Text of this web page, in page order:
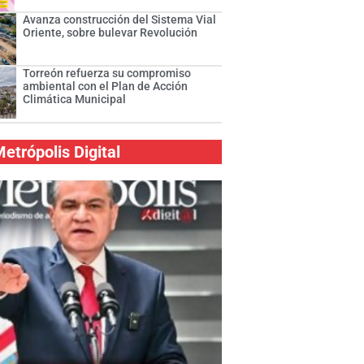
Avanza construcción del Sistema Vial
Oriente, sobre bulevar Revolución
Torreón refuerza su compromiso
ambiental con el Plan de Acción
Climática Municipal
Digital